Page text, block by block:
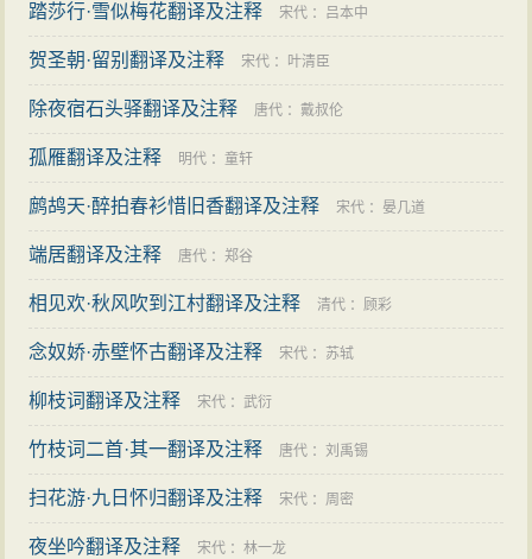
踏莎行·雪似梅花翻译及注释 宋代 ： 吕本中
贺圣朝·留别翻译及注释 宋代 ： 叶清臣
除夜宿石头驿翻译及注释 唐代 ：戴叔伦
孤雁翻译及注释 明代 ：童轩
鹧鸪天·醉拍春衫惜旧香翻译及注释 宋代 ： 晏几道
端居翻译及注释 唐代 ：郑谷
相见欢·秋风吹到江村翻译及注释 清代 ：顾彩
念奴娇·赤壁怀古翻译及注释 宋代 ： 苏轼
柳枝词翻译及注释 宋代 ：武衍
竹枝词二首·其一翻译及注释 唐代 ：刘禹锡
扫花游·九日怀归翻译及注释 宋代 ： 周密
夜坐吟翻译及注释 宋代 ：林一龙